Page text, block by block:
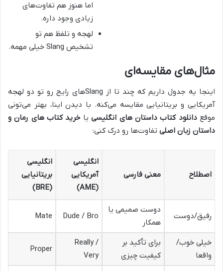
اما هنوز هم تفاوت‌های
زیادی وجود داره.
لهجه و تلفظ هم تو
تشخیص Slang خیلی مهمه.
مثال‌های مقایسه‌ای
اینجا یه جدول داریم که چند تا از Slangهای رایج رو تو دو لهجه
آمریکایی و بریتانیایی مقایسه می‌کنه. با دیدن اینا، بهتر می‌تونی
موقعدانلود کتاب داستان های انگلیسییا خرید کتاب‌ های رمان و
داستان زبان اصلی تفاوت‌ها رو درک کنی:
اصطلاح معنی فارسی
انگلیسی
آمریکایی
(AME)
انگلیسی
بریتانیایی
(BRE)
رفیق/دوست
دوست صمیمی یا
همکار
Dude / Bro
Mate
خیلی خوب/
واقعا
برای تأکید بر
کیفیت چیزی
Really /
Very
Proper